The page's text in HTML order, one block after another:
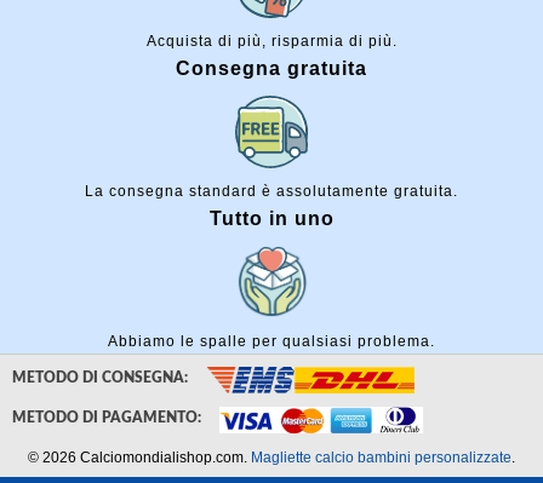
Acquista di più, risparmia di più.
Consegna gratuita
La consegna standard è assolutamente gratuita.
Tutto in uno
Abbiamo le spalle per qualsiasi problema.
METODO DI CONSEGNA:
METODO DI PAGAMENTO:
© 2026 Calciomondialishop.com. Magliette calcio bambini personalizzate.